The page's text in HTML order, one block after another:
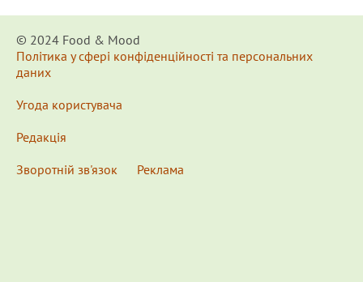
© 2024 Food & Мood
Політика у сфері конфіденційності та персональних
даних
Угода користувача
Редакція
Зворотній зв'язок
Реклама